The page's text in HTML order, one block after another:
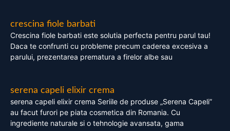
crescina fiole barbati
Crescina fiole barbati este solutia perfecta pentru parul tau!
Daca te confrunti cu probleme precum caderea excesiva a
parului, prezentarea prematura a firelor albe sau
serena capeli elixir crema
serena capeli elixir crema Seriile de produse „Serena Capeli”
au facut furori pe piata cosmetica din Romania. Cu
ingrediente naturale si o tehnologie avansata, gama